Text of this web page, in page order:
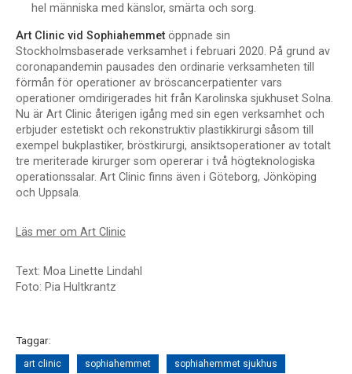
hel människa med känslor, smärta och sorg.
Art Clinic vid Sophiahemmet öppnade sin
Stockholmsbaserade verksamhet i februari 2020. På grund av
coronapandemin pausades den ordinarie verksamheten till
förmån för operationer av bröscancerpatienter vars
operationer omdirigerades hit från Karolinska sjukhuset Solna.
Nu är Art Clinic återigen igång med sin egen verksamhet och
erbjuder estetiskt och rekonstruktiv plastikkirurgi såsom till
exempel bukplastiker, bröstkirurgi, ansiktsoperationer av totalt
tre meriterade kirurger som opererar i två högteknologiska
operationssalar. Art Clinic finns även i Göteborg, Jönköping
och Uppsala.
Läs mer om Art Clinic
Text: Moa Linette Lindahl
Foto: Pia Hultkrantz
Taggar:
art clinic sophiahemmet sophiahemmet sjukhus